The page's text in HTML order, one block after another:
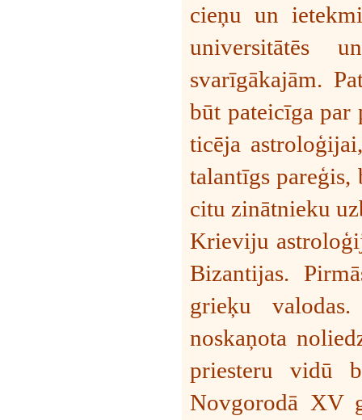
cieņu un
universitātēs
svarīgākajām.
būt pateicīga par
ticēja
talantīgs
citu zinātnieku
Krieviju
Bizantijas.
grieķu
noskaņota
priesteru vidū
Novgorodā XV